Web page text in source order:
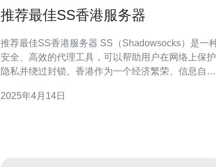
推荐最佳SS香港服务器
推荐最佳SS香港服务器 SS（Shadowsocks）是一种
安全、高效的代理工具，可以帮助用户在网络上保护
隐私并绕过封锁。香港作为一个经济繁荣、信息自由
为了众多用户选择SS服务器的首选地点。 1. 速度快
2025年4月14日